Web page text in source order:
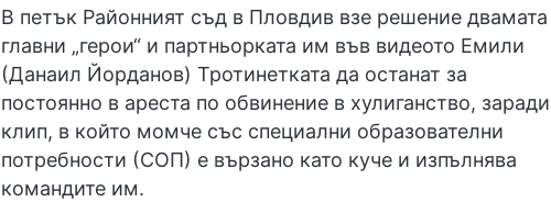
В петък Районният съд в Пловдив взе решение двамата
главни „герои“ и партньорката им във видеото Емили
(Данаил Йорданов) Тротинетката да останат за
постоянно в ареста по обвинение в хулиганство, заради
клип, в който момче със специални образователни
потребности (СОП) е вързано като куче и изпълнява
командите им.